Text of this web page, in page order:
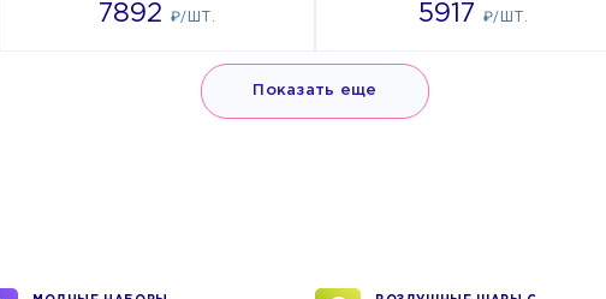
7892 ₽/ШТ. 5917 ₽/ШТ.
Показать еще